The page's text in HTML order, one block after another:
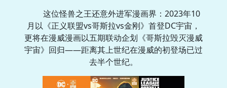
这位怪兽之王还意外进军漫画界：2023年10
月以《正义联盟vs哥斯拉vs金刚》首登DC宇宙，
更将在漫威漫画以五期联动企划《哥斯拉毁灭漫威
宇宙》回归——距离其上世纪在漫威的初登场已过
去半个世纪。